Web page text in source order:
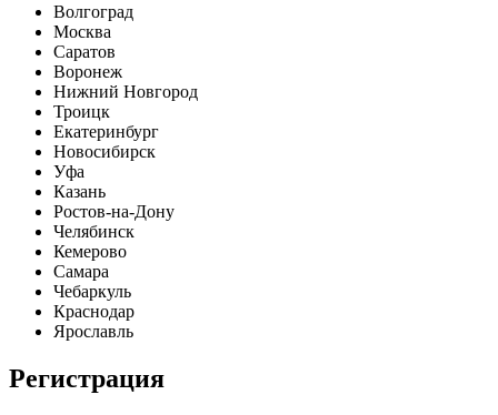
Волгоград
Москва
Саратов
Воронеж
Нижний Новгород
Троицк
Екатеринбург
Новосибирск
Уфа
Казань
Ростов-на-Дону
Челябинск
Кемерово
Самара
Чебаркуль
Краснодар
Ярославль
Регистрация